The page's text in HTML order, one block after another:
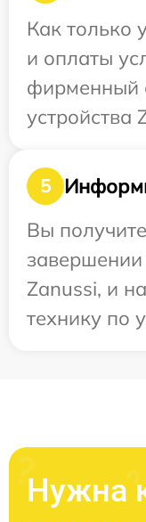
Как только
и оплаты
фирменный
устройства
5
Вы
Zanussi, и
технику по
Нужна